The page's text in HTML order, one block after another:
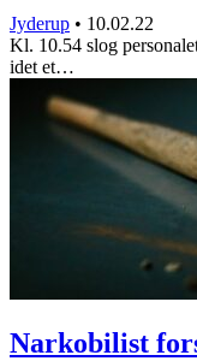
Jyderup • 10.02.22
Kl. 10.54 slog
idet et…
Narkobilist